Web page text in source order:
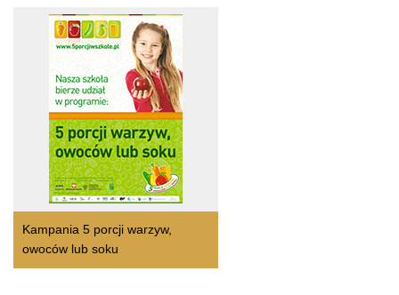
Kampania 5 porcji warzyw,
owoców lub soku